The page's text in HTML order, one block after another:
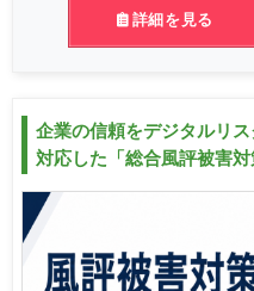
詳細を見る
企業の信頼をデジタルリ
対応した「総合風評被害